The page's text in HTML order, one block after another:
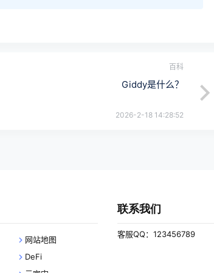
百科
Giddy是什么？
2026-2-18 14:28:52
网站地图
DeFi
联系我们
客服QQ：123456789